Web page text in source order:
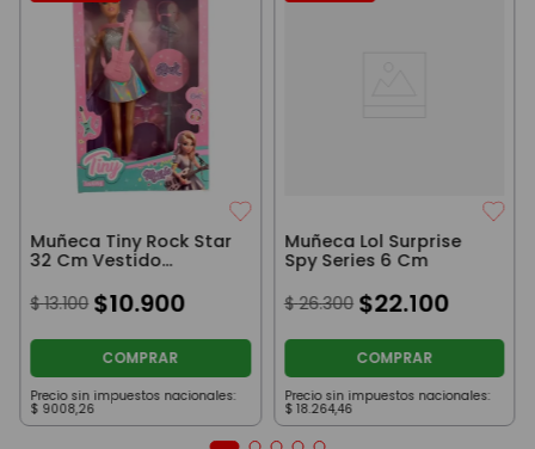
Muñeca Tiny Rock Star
32 Cm Vestido
Rosa
$ 13.100 $10.900
COMPRAR
Precio sin impuestos nacionales:
$ 9008,26
Muñeca Lol Surprise
Spy Series 6 Cm
$ 26.300 $22.100
COMPRAR
Precio sin impuestos nacionales:
$ 18.264,46